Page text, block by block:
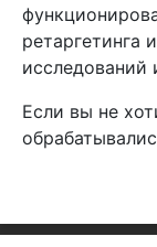
Мы в соц.
ретаргетинга
исследований
Если вы не